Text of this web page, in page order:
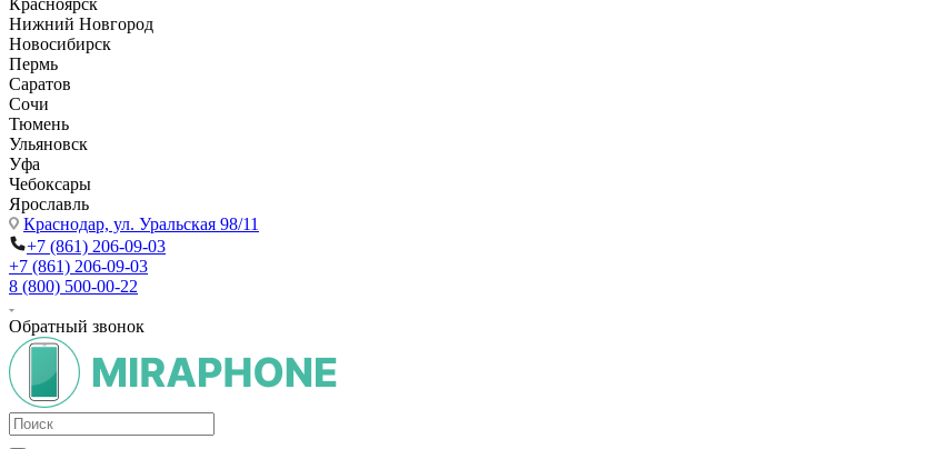
Красноярск
Нижний Новгород
Новосибирск
Пермь
Саратов
Сочи
Тюмень
Ульяновск
Уфа
Чебоксары
Ярославль
Краснодар, ул. Уральская 98/11
+7 (861) 206-09-03
+7 (861) 206-09-03
8 (800) 500-00-22
Обратный звонок